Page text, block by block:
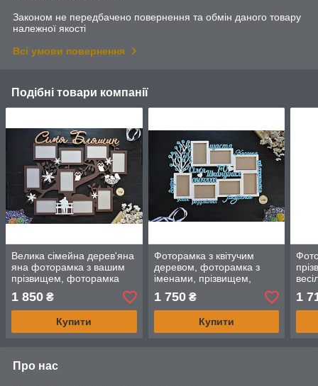
Законом не передбачено повернення та обмін даного товару
належної якості
Всі умови повернення
Подібні товари компанії
Велика сімейна дерев'яна
яна фоторамка з вашим
прізвищем, фоторамка
дерево із совами та
квіточками.
1 850 ₴
Купити
Фоторамка з квітучим
деревом, фоторамка з
іменами, прізвищем,
датою і словами на 7
рамок, біла з блакитним
1 750₴
Купити
1
Про нас